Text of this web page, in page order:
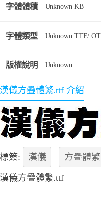
字體體積 Unknown KB
字體類型 Unknown.TTF/
版權說明 Unknown
漢儀方疊體繁.ttf 介紹
標簽: 漢儀 方疊體繁
漢儀方疊體繁.ttf